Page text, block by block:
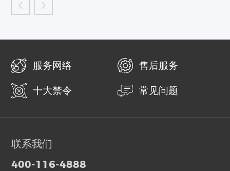
服务网络 售后服务
十大禁令 常见问题
联系我们
400-116-4888